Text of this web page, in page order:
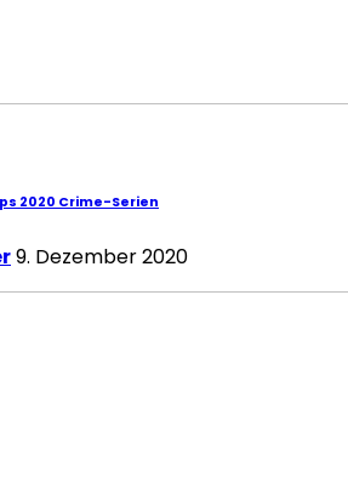
2020 Crime-Serien
9. Dezember 2020